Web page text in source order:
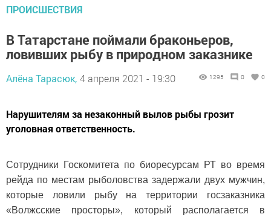
ПРОИСШЕСТВИЯ
В Татарстане поймали браконьеров,
ловивших рыбу в природном заказнике
Алёна Тарасюк, 4 апреля 2021 - 19:30 1295 0 0
Нарушителям за незаконный вылов рыбы грозит
уголовная ответственность.
Сотрудники Госкомитета по биоресурсам РТ во время
рейда по местам рыболовства задержали двух мужчин,
которые ловили рыбу на территории госзаказника
«Волжсские просторы», который располагается в